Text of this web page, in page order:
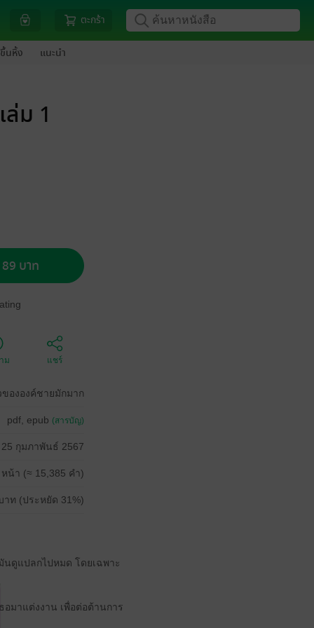
ตะกร้า
นหิ้ง แนะนำ
ม 1
บาท
ม แชร์
ององค์ชายมักมาก
pdf, epub (สารบัญ)
25 กุมภาพันธ์ 2567
หน้า (≈ 15,385 คำ)
าท (ประหยัด 31%)
นดูแปลกไปหมด โดยเฉพาะ
มาแต่งงาน เพื่อต่อต้านการ